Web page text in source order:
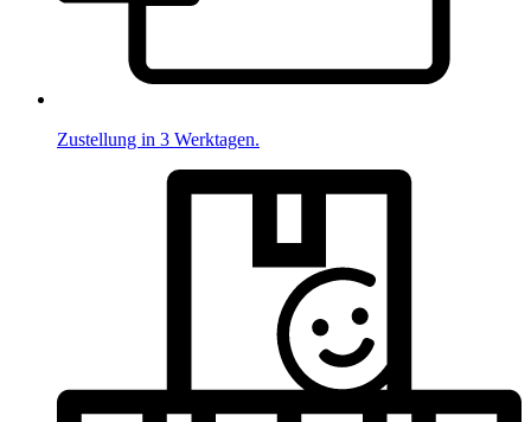
Zustellung in 3 Werktagen.